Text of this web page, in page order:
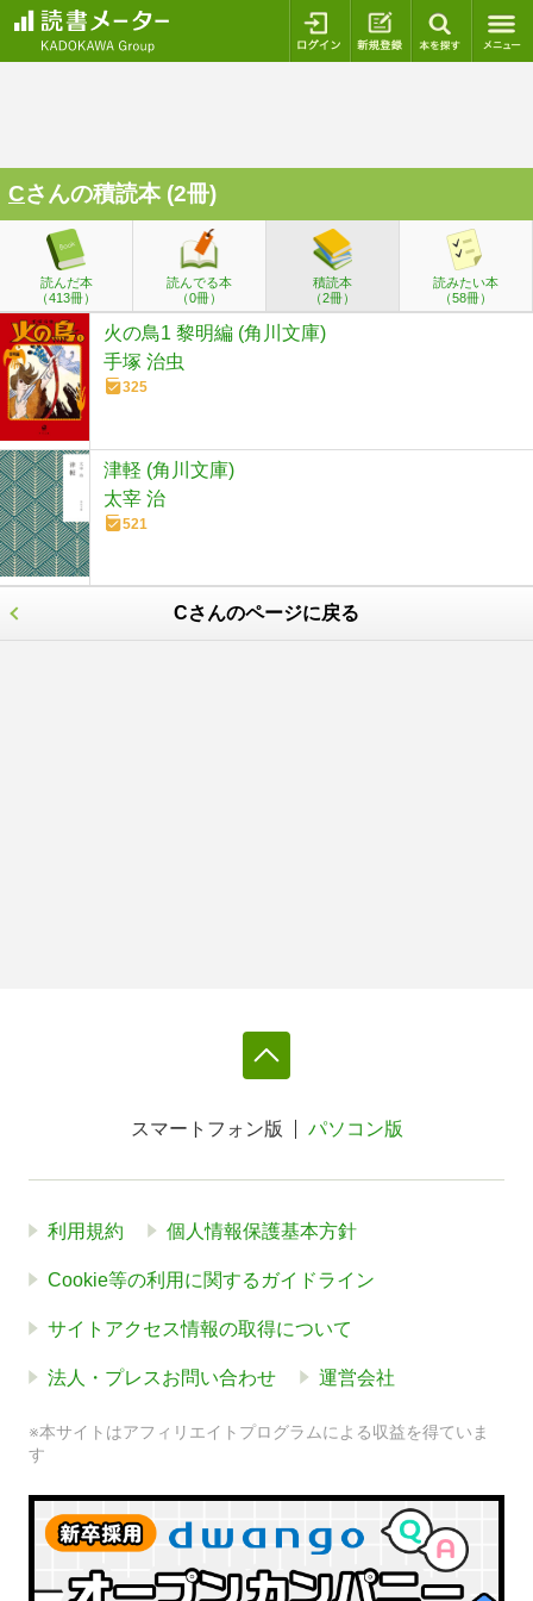
ログイン 新規登録
Cさんの積読本 (2冊)
読んだ本
（413冊）
読んでる本
（0冊）
積読本
（2冊）
読みたい本
（58冊）
火の鳥1 黎明編 (角川文庫)
手塚 治虫
325
津軽 (角川文庫)
太宰 治
521
Cさんのページに戻る
スマートフォン版 パソコン版
利用規約 個人情報保護基本方針
Cookie等の利用に関するガイドライン
サイトアクセス情報の取得について
法人・プレスお問い合わせ 運営会社
※本サイトはアフィリエイトプログラムによる収益を得ていま
す